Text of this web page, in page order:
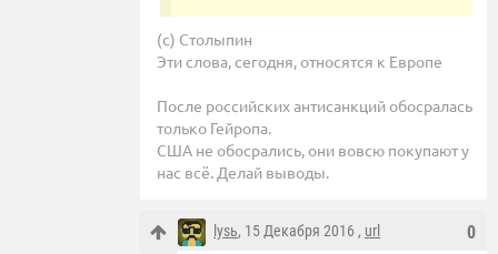
(с) Столыпин
Эти слова, сегодня, относятся к Европе
После российских антисанкций обосралась
только Гейропа.
США не обосрались, они вовсю покупают у
нас всё. Делай выводы.
0
lysь, 15 Декабря 2016 , url